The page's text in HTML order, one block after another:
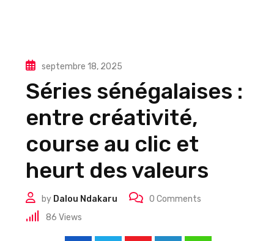
septembre 18, 2025
Séries sénégalaises :
entre créativité,
course au clic et
heurt des valeurs
by Dalou Ndakaru 0 Comments
86 Views